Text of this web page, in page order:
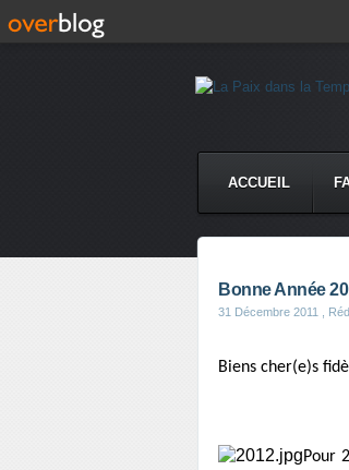
ACCUEIL
Bonne Année
31 Décembre 2011 ,
Biens cher(e)s
Pour